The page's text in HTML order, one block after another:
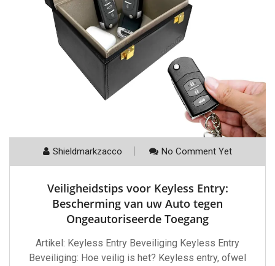
Shieldmarkzacco No Comment Yet
Veiligheidstips voor Keyless Entry:
Bescherming van uw Auto tegen
Ongeautoriseerde Toegang
Artikel: Keyless Entry Beveiliging Keyless Entry
Beveiliging: Hoe veilig is het? Keyless entry, ofwel